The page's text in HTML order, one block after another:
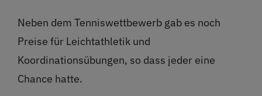
Platz buchen
Neben dem Tenniswettbewerb gab es noch
Preise für Leichtathletik und
Koordinationsübungen, so dass jeder eine
Chance hatte.